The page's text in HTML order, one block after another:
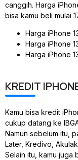
canggih. Harga
bisa kamu beli mulai
Harga iPhone
Harga iPhone
Harga iPhone
KREDIT
Kamu bisa kredit
cukup datang ke
Namun sebelum itu,
Later, Kredivo,
Selain itu, kamu juga